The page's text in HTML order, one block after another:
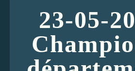
23-05-